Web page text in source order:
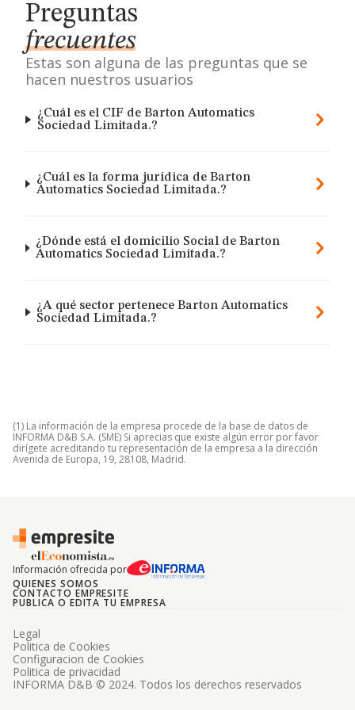
Preguntas
frecuentes
Estas son alguna de las preguntas que se
hacen nuestros usuarios
¿Cuál es el CIF de Barton Automatics
Sociedad Limitada.?
¿Cuál es la forma jurídica de Barton
Automatics Sociedad Limitada.?
¿Dónde está el domicilio Social de Barton
Automatics Sociedad Limitada.?
¿A qué sector pertenece Barton Automatics
Sociedad Limitada.?
(1) La información de la empresa procede de la base de datos de
INFORMA D&B S.A. (SME) Si aprecias que existe algún error por favor
dirígete acreditando tu representación de la empresa a la dirección
Avenida de Europa, 19, 28108, Madrid.
Información ofrecida por
QUIENES SOMOS
CONTACTO EMPRESITE
PUBLICA O EDITA TU EMPRESA
INFORMA D&B © 2024. Todos los derechos reservados
Legal
Politica de Cookies
Configuracion de Cookies
Politica de privacidad